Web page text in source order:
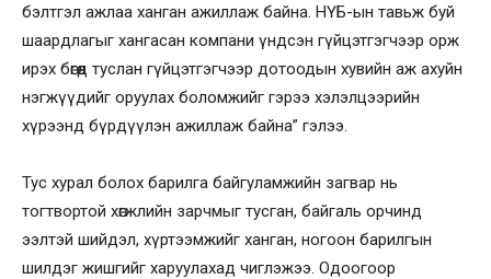
бэлтгэл ажлаа ханган ажиллаж байна. НҮБ-ын тавьж буй
шаардлагыг хангасан компани үндсэн гүйцэтгэгчээр орж
ирэх бөгөөд туслан гүйцэтгэгчээр дотоодын хувийн аж ахуйн
нэгжүүдийг оруулах боломжийг гэрээ хэлэлцээрийн
хүрээнд бүрдүүлэн ажиллаж байна” гэлээ.
Тус хурал болох барилга байгуламжийн загвар нь
тогтвортой хөгжлийн зарчмыг тусган, байгаль орчинд
ээлтэй шийдэл, хүртээмжийг ханган, ногоон барилгын
шилдэг жишгийг харуулахад чиглэжээ. Одоогоор